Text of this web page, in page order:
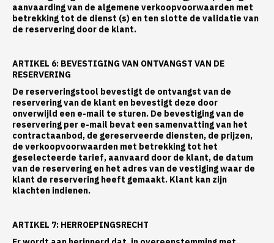
aanvaarding van de algemene verkoopvoorwaarden met
betrekking tot de dienst (s) en ten slotte de validatie van
de reservering door de klant.
ARTIKEL 6: BEVESTIGING VAN ONTVANGST VAN DE
RESERVERING
De reserveringstool bevestigt de ontvangst van de
reservering van de klant en bevestigt deze door
onverwijld een e-mail te sturen. De bevestiging van de
reservering per e-mail bevat een samenvatting van het
contractaanbod, de gereserveerde diensten, de prijzen,
de verkoopvoorwaarden met betrekking tot het
geselecteerde tarief, aanvaard door de klant, de datum
van de reservering en het adres van de vestiging waar de
klant de reservering heeft gemaakt. Klant kan zijn
klachten indienen.
ARTIKEL 7: HERROEPINGSRECHT